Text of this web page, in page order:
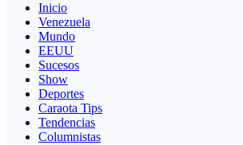
Inicio
Venezuela
Mundo
EEUU
Sucesos
Show
Deportes
Caraota Tips
Tendencias
Columnistas